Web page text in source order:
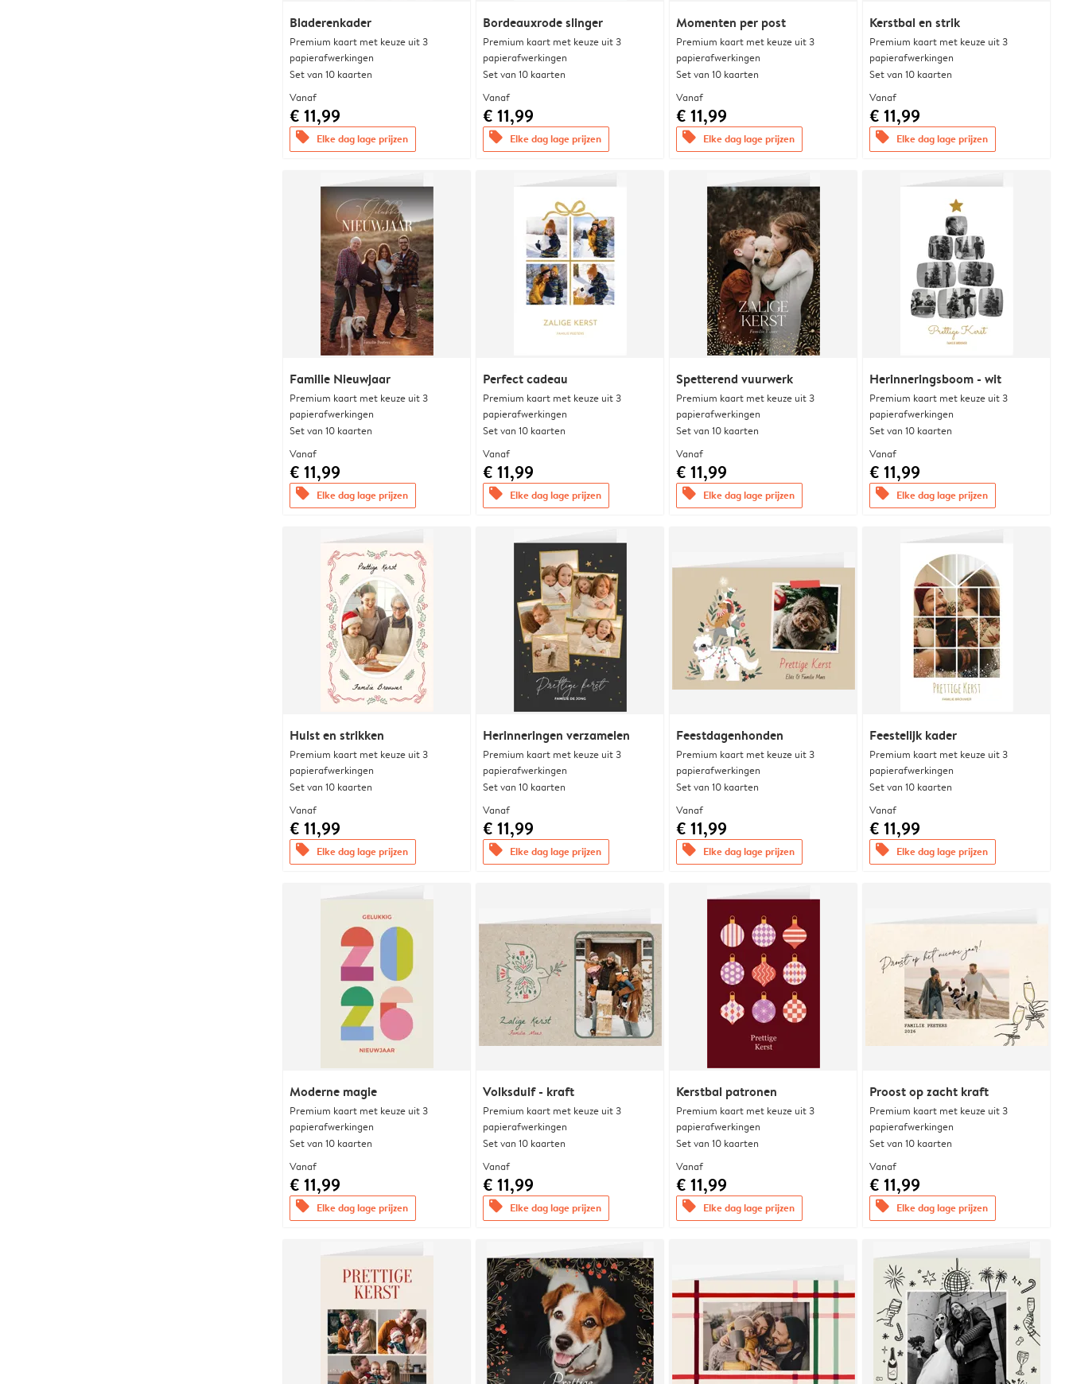
Bladerenkader
Premium kaart met keuze uit 3
papierafwerkingen
Set van 10 kaarten
Vanaf
€ 11,99
offers Elke dag lage prijzen
Bordeauxrode slinger
Premium kaart met keuze uit 3
papierafwerkingen
Set van 10 kaarten
Vanaf
€ 11,99
offers Elke dag lage prijzen
Momenten per post
Premium kaart met keuze uit 3
papierafwerkingen
Set van 10 kaarten
Vanaf
€ 11,99
offers Elke dag lage prijzen
Kerstbal en strik
Premium kaart met keuze uit 3
papierafwerkingen
Set van 10 kaarten
Vanaf
€ 11,99
offers Elke dag lage prijzen
Familie Nieuwjaar
Premium kaart met keuze uit 3
papierafwerkingen
Set van 10 kaarten
Vanaf
€ 11,99
offers Elke dag lage prijzen
Perfect cadeau
Premium kaart met keuze uit 3
papierafwerkingen
Set van 10 kaarten
Vanaf
€ 11,99
offers Elke dag lage prijzen
Spetterend vuurwerk
Premium kaart met keuze uit 3
papierafwerkingen
Set van 10 kaarten
Vanaf
€ 11,99
offers Elke dag lage prijzen
Herinneringsboom - wit
Premium kaart met keuze uit 3
papierafwerkingen
Set van 10 kaarten
Vanaf
€ 11,99
offers Elke dag lage prijzen
Hulst en strikken
Premium kaart met keuze uit 3
papierafwerkingen
Set van 10 kaarten
Vanaf
€ 11,99
offers Elke dag lage prijzen
Herinneringen verzamelen
Premium kaart met keuze uit 3
papierafwerkingen
Set van 10 kaarten
Vanaf
€ 11,99
offers Elke dag lage prijzen
Feestdagenhonden
Premium kaart met keuze uit 3
papierafwerkingen
Set van 10 kaarten
Vanaf
€ 11,99
offers Elke dag lage prijzen
Feestelijk kader
Premium kaart met keuze uit 3
papierafwerkingen
Set van 10 kaarten
Vanaf
€ 11,99
offers Elke dag lage prijzen
Moderne magie
Premium kaart met keuze uit 3
papierafwerkingen
Set van 10 kaarten
Vanaf
€ 11,99
offers Elke dag lage prijzen
Volksduif - kraft
Premium kaart met keuze uit 3
papierafwerkingen
Set van 10 kaarten
Vanaf
€ 11,99
offers Elke dag lage prijzen
Kerstbal patronen
Premium kaart met keuze uit 3
papierafwerkingen
Set van 10 kaarten
Vanaf
€ 11,99
offers Elke dag lage prijzen
Proost op zacht kraft
Premium kaart met keuze uit 3
papierafwerkingen
Set van 10 kaarten
Vanaf
€ 11,99
offers Elke dag lage prijzen